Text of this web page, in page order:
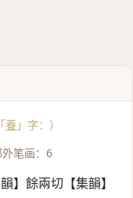
養 」字：）
外笔画：6
韻】餘兩切【集韻】